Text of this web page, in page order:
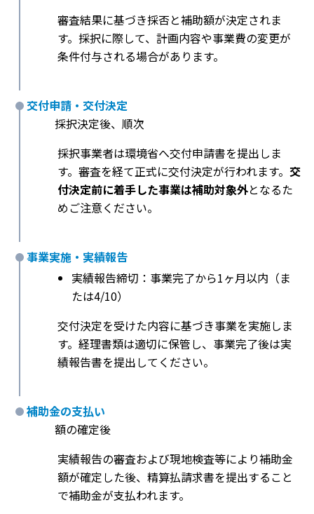
審査結果に基づき採否と補助額が決定されま
す。採択に際して、計画内容や事業費の変更が
条件付与される場合があります。
交付申請・交付決定
採択決定後、順次
採択事業者は環境省へ交付申請書を提出しま
す。審査を経て正式に交付決定が行われます。 交
付決定前に着手した事業は補助対象外となるた
めご注意ください。
事業実施・実績報告
実績報告締切：事業完了から1ヶ月以内（ま
たは4/10）
交付決定を受けた内容に基づき事業を実施しま
す。経理書類は適切に保管し、事業完了後は実
績報告書を提出してください。
補助金の支払い
額の確定後
実績報告の審査および現地検査等により補助金
額が確定した後、精算払請求書を提出すること
で補助金が支払われます。